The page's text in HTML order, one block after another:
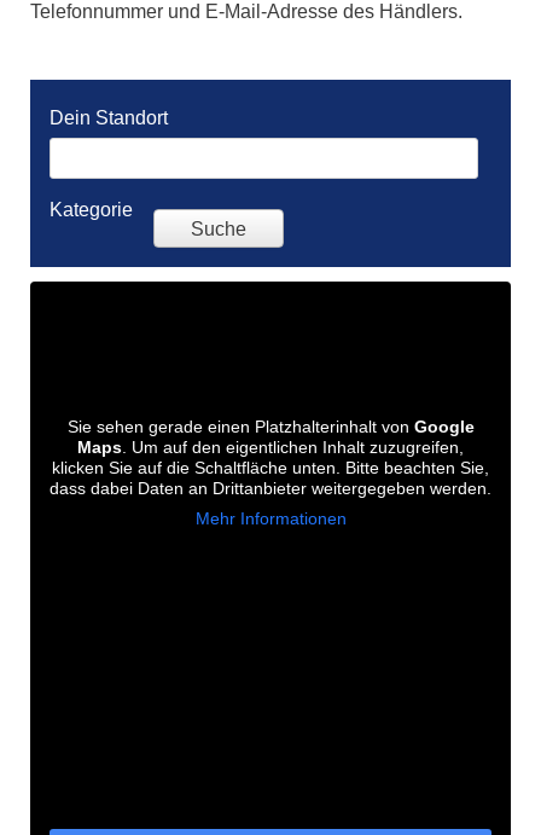
Telefonnummer und E-Mail-Adresse des Händlers.
Dein Standort
Kategorie
Sie sehen gerade einen Platzhalterinhalt von Google
Maps . Um auf den eigentlichen Inhalt zuzugreifen,
klicken Sie auf die Schaltfläche unten. Bitte beachten Sie,
dass dabei Daten an Drittanbieter weitergegeben werden.
Mehr Informationen